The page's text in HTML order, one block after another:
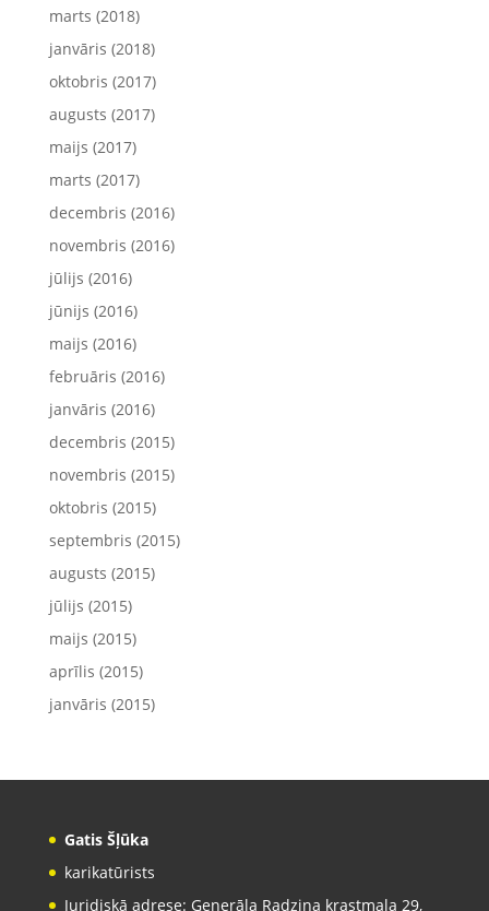
marts (2018)
janvāris (2018)
oktobris (2017)
augusts (2017)
maijs (2017)
marts (2017)
decembris (2016)
novembris (2016)
jūlijs (2016)
jūnijs (2016)
maijs (2016)
februāris (2016)
janvāris (2016)
decembris (2015)
novembris (2015)
oktobris (2015)
septembris (2015)
augusts (2015)
jūlijs (2015)
maijs (2015)
aprīlis (2015)
janvāris (2015)
Gatis Šļūka
karikatūrists
Juridiskā adrese: Ģenerāļa Radziņa krastmala 29,